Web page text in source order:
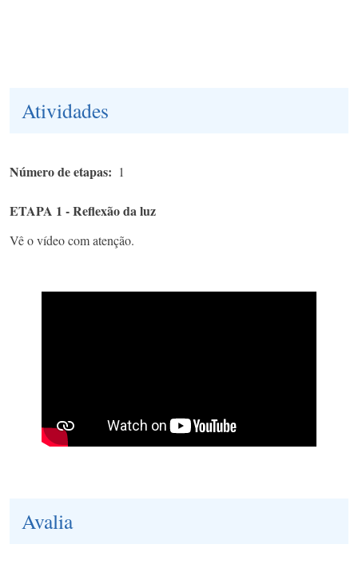
Atividades
Número de etapas 1
ETAPA 1 - Reflexão da luz
Vê o vídeo com atenção.
Avalia